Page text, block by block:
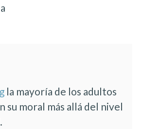
la mayoría de los adultos
su moral más allá del nivel